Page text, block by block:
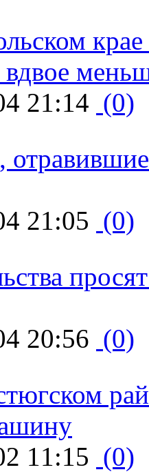
21:14 (0)
21:05 (0)
20:56 (0)
11:15 (0)